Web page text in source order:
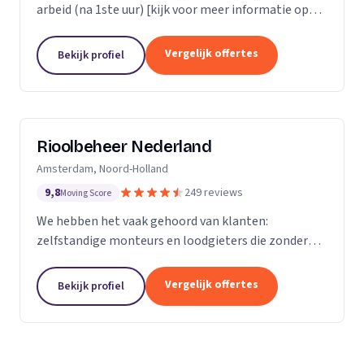
arbeid (na 1ste uur) [kijk voor meer informatie op
Bekijk profiel Vergelijk offertes
Rioolbeheer Nederland
Amsterdam, Noord-Holland
9,8Moving Score 249 reviews
We hebben het vaak gehoord van klanten:
zelfstandige monteurs en loodgieters die zonder
rioolprobleem complexer bleek te zijn dan gedacht.
Of een rekening van...
Bekijk profiel Vergelijk offertes